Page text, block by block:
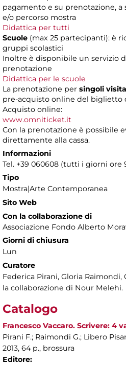
pagamento e su prenotazione, a
e/o percorso mostra
Didattica per tutti
Scuole (max 25 partecipanti): è
gruppi scolastici
Inoltre è disponibile un servizio
prenotazione
Didattica per le scuole
La prenotazione per singoli
pre-acquisto online del biglietto
Acquisto online:
www.omniticket.it
Con la prenotazione è possibile
direttamente alla cassa.
Informazioni
Tel. +39 060608 (tutti i giorni ore
Tipo
Mostra|Arte Contemporanea
Sito Web
Con la collaborazione di
Associazione Fondo Alberto
Giorni di chiusura
Lun
Curatore
Federica Pirani, Gloria Raimondi,
la collaborazione di Nour Melehi.
Catalogo
Francesco Vaccaro. Scrivere: 4
Pirani F.; Raimondi G.; Libero
2013, 64 p., brossura
Editore: